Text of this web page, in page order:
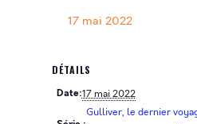
17 mai 2022
DÉTAILS
Date:17 mai 2022
Gulliver, le dernier